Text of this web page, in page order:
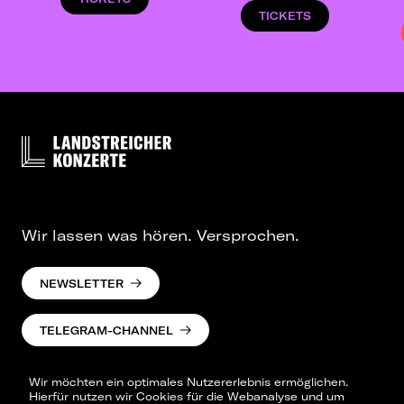
TICKETS
Wir möchten ein optimales Nutzererlebnis ermöglichen.
Hierfür nutzen wir Cookies für die Webanalyse und um
Wir lassen was hören. Versprochen.
NEWSLETTER
TELEGRAM-CHANNEL